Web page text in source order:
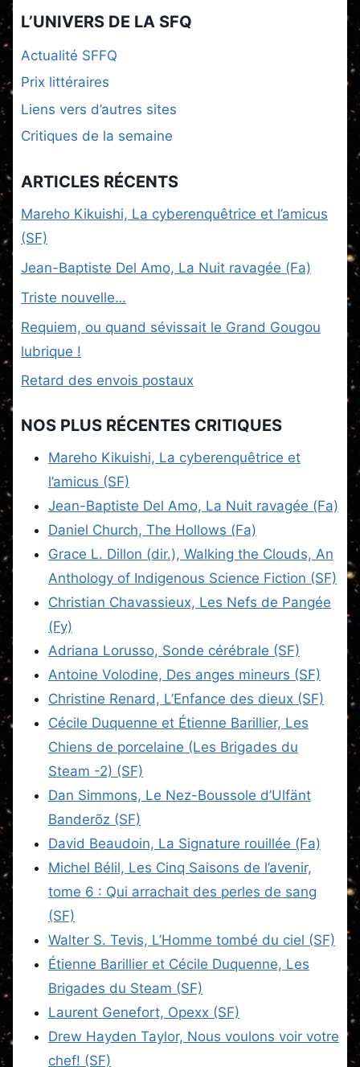
L’UNIVERS DE LA SFQ
Actualité SFFQ
Prix littéraires
Liens vers d’autres sites
Critiques de la semaine
ARTICLES RÉCENTS
Mareho Kikuishi, La cyberenquêtrice et l’amicus
(SF)
Jean-Baptiste Del Amo, La Nuit ravagée (Fa)
Triste nouvelle…
Requiem, ou quand sévissait le Grand Gougou
lubrique !
Retard des envois postaux
NOS PLUS RÉCENTES CRITIQUES
Mareho Kikuishi, La cyberenquêtrice et
l’amicus (SF)
Jean-Baptiste Del Amo, La Nuit ravagée (Fa)
Daniel Church, The Hollows (Fa)
Grace L. Dillon (dir.), Walking the Clouds, An
Anthology of Indigenous Science Fiction (SF)
Christian Chavassieux, Les Nefs de Pangée
(Fy)
Adriana Lorusso, Sonde cérébrale (SF)
Antoine Volodine, Des anges mineurs (SF)
Christine Renard, L’Enfance des dieux (SF)
Cécile Duquenne et Étienne Barillier, Les
Chiens de porcelaine (Les Brigades du
Steam -2) (SF)
Dan Simmons, Le Nez-Boussole d’Ulfänt
Banderõz (SF)
David Beaudoin, La Signature rouillée (Fa)
Michel Bélil, Les Cinq Saisons de l’avenir,
tome 6 : Qui arrachait des perles de sang
(SF)
Walter S. Tevis, L’Homme tombé du ciel (SF)
Étienne Barillier et Cécile Duquenne, Les
Brigades du Steam (SF)
Laurent Genefort, Opexx (SF)
Drew Hayden Taylor, Nous voulons voir votre
chef! (SF)